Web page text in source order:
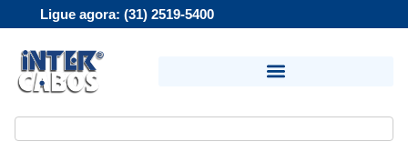
Ligue agora: (31) 2519-5400